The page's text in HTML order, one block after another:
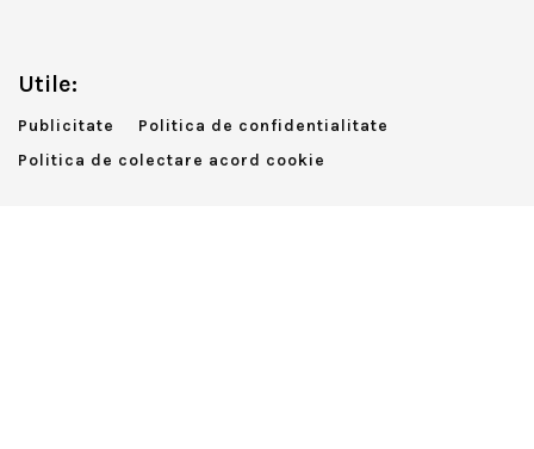
Utile:
Publicitate
Politica de confidentialitate
Politica de colectare acord cookie